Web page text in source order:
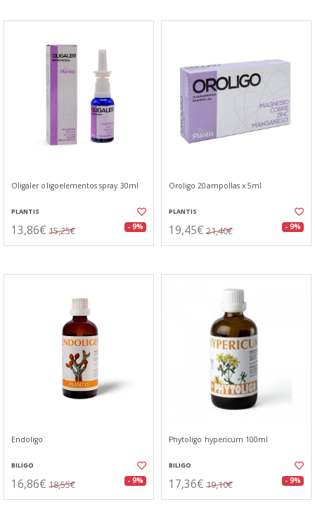
Oligaler oligoelementos spray 30ml
PLANTIS
13,86€ 15,25€ - 9%
Oroligo 20ampollas x 5ml
PLANTIS
19,45€ 21,40€ - 9%
Endoligo
BILIGO
16,86€ 18,55€ - 9%
Phytoligo hypericum 100ml
BILIGO
17,36€ 19,10€ - 9%